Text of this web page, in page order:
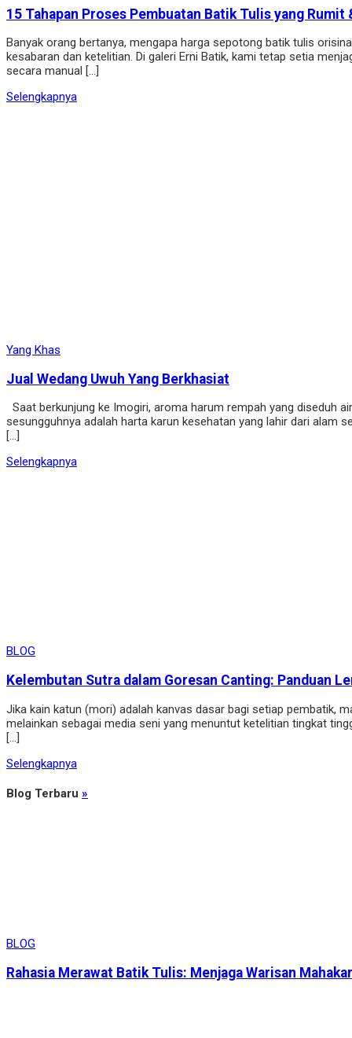
15 Tahapan Proses Pembuatan Batik Tulis yang Rumit
Banyak orang bertanya, mengapa harga sepotong batik tulis
kesabaran dan ketelitian. Di galeri Erni Batik, kami tetap setia
secara manual […]
Selengkapnya
Yang Khas
Jual Wedang Uwuh Yang Berkhasiat
Saat berkunjung ke Imogiri, aroma harum rempah yang diseduh
sesungguhnya adalah harta karun kesehatan yang lahir dari alam
[…]
Selengkapnya
BLOG
Kelembutan Sutra dalam Goresan Canting: Panduan
Jika kain katun (mori) adalah kanvas dasar bagi setiap pembatik,
melainkan sebagai media seni yang menuntut ketelitian tingkat
[…]
Selengkapnya
Blog Terbaru »
BLOG
Rahasia Merawat Batik Tulis: Menjaga Warisan